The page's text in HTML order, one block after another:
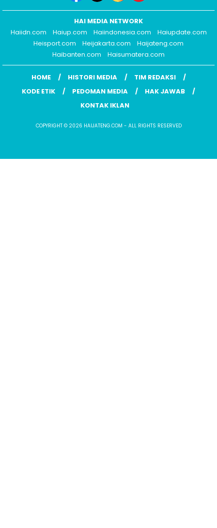
HAI MEDIA NETWORK
Haiidn.com
Haiup.com Haiindonesia.com
Haiupdate.com
Heisport.com
Heijakarta.com
Haijateng.com
Haibanten.com
Haisumatera.com
HOME HISTORI MEDIA
TIM REDAKSI
KODE ETIK
PEDOMAN MEDIA
HAK JAWAB
KONTAK IKLAN
COPYRIGHT © 2026 HAIJATENG.COM - ALL RIGHTS RESERVED